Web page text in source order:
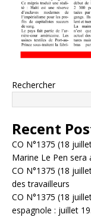
Rechercher
Recent
CO N°1375 (18
Marine Le Pen sera
CO N°1375 (18
des travailleurs
CO N°1375 (18
espagnole : juillet